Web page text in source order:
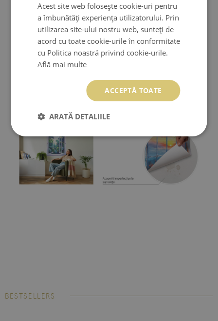
BESTSELLERS
Acest site web folosește cookie-uri pentru
a îmbunătăți experiența utilizatorului. Prin
utilizarea site-ului nostru web, sunteți de
acord cu toate cookie-urile în conformitate
cu Politica noastră privind cookie-urile.
Află mai multe
ACCEPTĂ TOATE
ARATĂ DETALIILE